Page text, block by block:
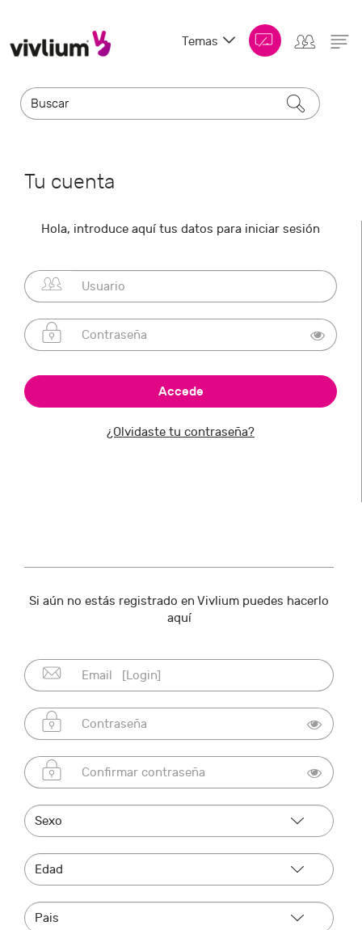
Temas
Tu cuenta
Hola, introduce aquí tus datos para iniciar sesión
¿Olvidaste tu contraseña?
Si aún no estás registrado en Vivlium puedes hacerlo
aquí